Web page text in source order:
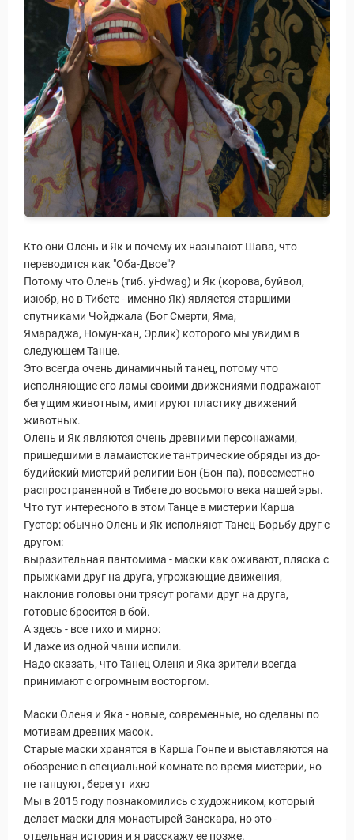
Туры
Кто они Олень и Як и почему их называют Шава, что
переводится как "Оба-Двое"?
Потому что Олень (тиб. yi-dwag) и Як (корова, буйвол,
изюбр, но в Тибете - именно Як) является старшими
спутниками Чойджала (Бог Смерти, Яма,
Ямараджа, Номун-хан, Эрлик) которого мы увидим в
следующем Танце.
Это всегда очень динамичный танец, потому что
исполняющие его ламы своими движениями подражают
бегущим животным, имитируют пластику движений
животных.
Олень и Як являются очень древними персонажами,
пришедшими в ламаистские тантрические обряды из до-
будийский мистерий религии Бон (Бон-па), повсеместно
распространенной в Тибете до восьмого века нашей эры.
Что тут интересного в этом Танце в мистерии Карша
Густор: обычно Олень и Як исполняют Танец-Борьбу друг с
другом:
выразительная пантомима - маски как оживают, пляска с
прыжками друг на друга, угрожающие движения,
наклонив головы они трясут рогами друг на друга,
готовые бросится в бой.
А здесь - все тихо и мирно:
И даже из одной чаши испили.
Надо сказать, что Танец Оленя и Яка зрители всегда
принимают с огромным восторгом.
Маски Оленя и Яка - новые, современные, но сделаны по
мотивам древних масок.
Старые маски хранятся в Карша Гонпе и выставляются на
обозрение в специальной комнате во время мистерии, но
не танцуют, берегут ихю
Мы в 2015 году познакомились с художником, который
делает маски для монастырей Занскара, но это -
отдельная история и я расскажу ее позже.